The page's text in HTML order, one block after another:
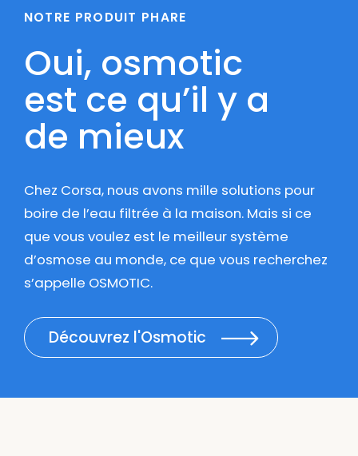
NOTRE PRODUIT PHARE
Oui, osmotic
est ce qu’il y a
de mieux
Chez Corsa, nous avons mille solutions pour
boire de l’eau filtrée à la maison. Mais si ce
que vous voulez est le meilleur système
d’osmose au monde, ce que vous recherchez
s’appelle OSMOTIC.
Découvrez l'Osmotic